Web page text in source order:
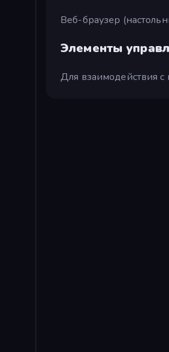
Веб-браузер
Элементы
Для взаимодействия